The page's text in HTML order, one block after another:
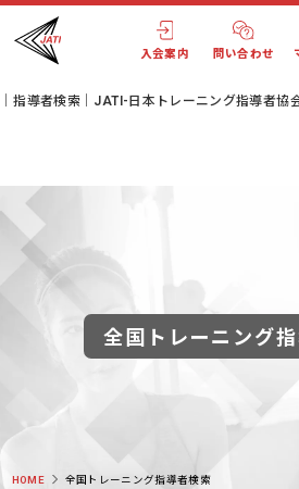
橋本 貴弘(ハシモト タカヒロ)
個人HP https://lin.ee/JCr4I88
｜指導者検索｜JATI-日本トレーニング指導者協
入会案内 問い合わせ
全国トレーニング
HOME 全国トレーニング指導者検索